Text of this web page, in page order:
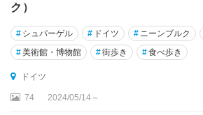
シ
ャ
フ
ェ
ク）
# シュパーゲル # ドイツ # ニーンブルク
#美術館・博物館 #街歩き #食べ歩き
ドイツ
74 2024/05/14～